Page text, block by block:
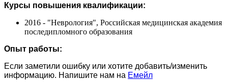
Курсы повышения квалификации:
2016 - "Неврология", Российская медицинская академия
последипломного образования
Опыт работы:
Если заметили ошибку или хотите добавить/изменить
информацию. Напишите нам на Емейл